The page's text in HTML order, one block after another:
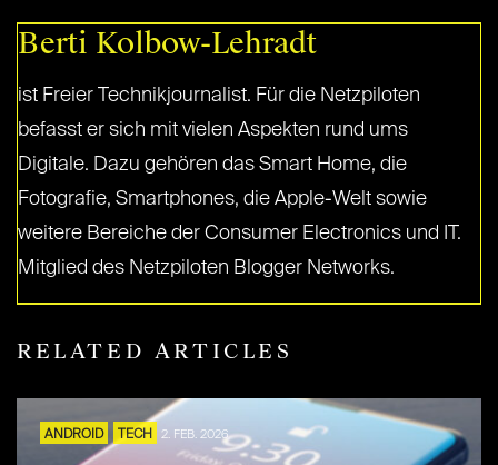
Berti Kolbow-Lehradt
ist Freier Technikjournalist. Für die Netzpiloten
befasst er sich mit vielen Aspekten rund ums
Digitale. Dazu gehören das Smart Home, die
Fotografie, Smartphones, die Apple-Welt sowie
weitere Bereiche der Consumer Electronics und IT.
Mitglied des Netzpiloten Blogger Networks.
RELATED ARTICLES
ANDROID TECH 2. FEB. 2026